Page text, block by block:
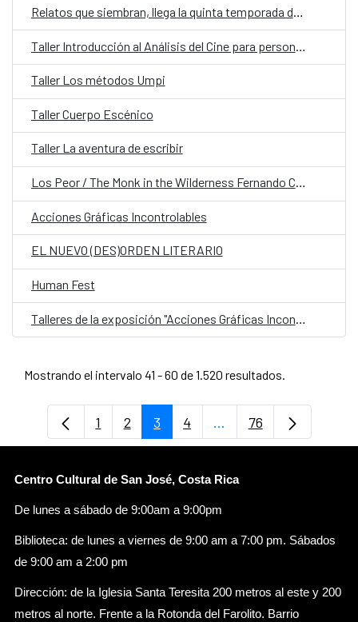
Relatos que siembran, llega la quinta temporada de Cuentos en Red
Taller Los métodos Umpi
Taller Cuerpo Escénico
Taller La aventura de escribir
Los Peor / The Monk in the Wilderness Fernando Contreras
Acciones Gráficas Incontrolables
EL NUEVO (DES)ORDEN LITERARIO
Human Fest
Mostrando el intervalo 41 - 60 de 1.520 resultados.
Página
1 Página
2 Página
3 Página
4 ...Páginas intermedias
Página
76
Centro Cultural de San José, Costa Rica
De lunes a sábado de 9:00am a 9:00pm
Biblioteca: de lunes a viernes de 9:00 am a 7:00 pm. Sábados
de 9:00 am a 2:00 pm
Dirección: de la Iglesia Santa Teresita 200 metros al este y 200
metros al norte. Frente a la Rotonda del Farolito. Barrio